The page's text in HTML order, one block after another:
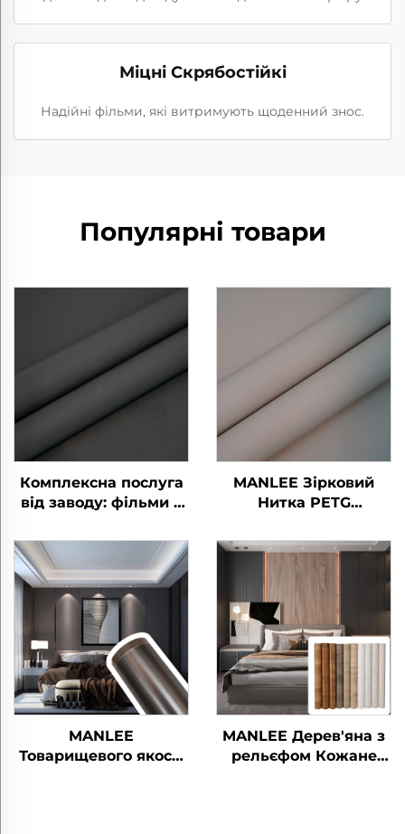
Міцні Скрябостійкі
Надійні фільми, які витримують щоденний знос.
Популярні товари
Комплексна послуга
від заводу: фільми з
покриттям PETG для
домашнього офісу,
дверей, підлоги, стін
та панелей
MANLEE Зірковий
Нитка PETG
для Меблів
MANLEE
Товарищевого якості
MANLEE Дерев'яна з
рельєфом Кожане